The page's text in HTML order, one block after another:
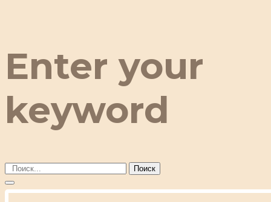
Enter your
keyword
Поиск